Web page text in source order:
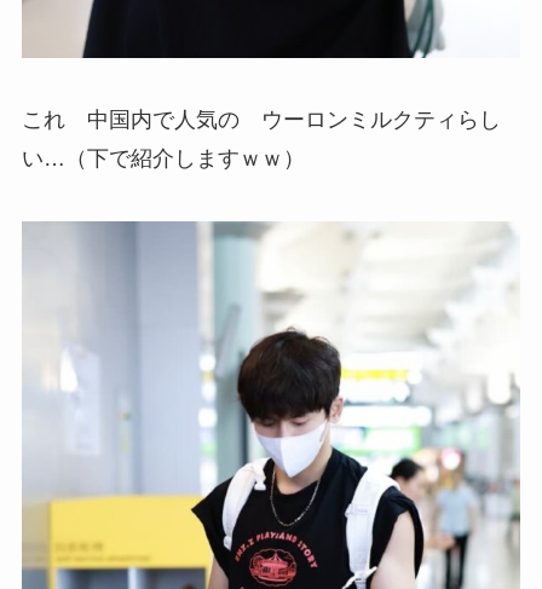
これ 中国内で人気の ウーロンミルクティらし
い…（下で紹介しますｗｗ）